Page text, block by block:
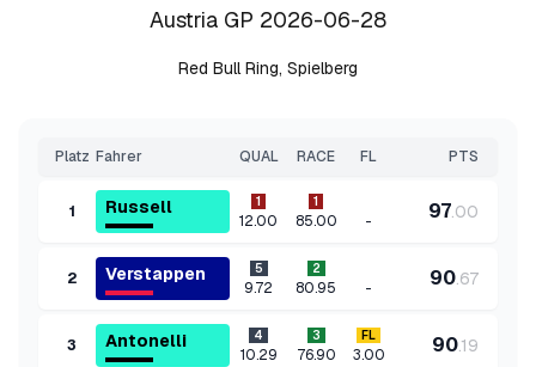
Austria GP 2026-06-28
Red Bull Ring, Spielberg
Platz Fahrer QUAL RACE FL PTS
1 Russell 1
12.00
1
85.00 - 97.00
2 Verstappen 5
9.72
2
80.95 - 90.67
3 Antonelli 4
10.29
3
76.90
FL
3.00 90.19